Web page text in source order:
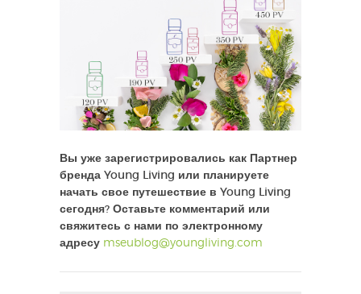
Вы уже зарегистрировались как Партнер
бренда Young Living или планируете
начать свое путешествие в Young Living
сегодня? Оставьте комментарий или
свяжитесь с нами по электронному
адресу mseublog@youngliving.com